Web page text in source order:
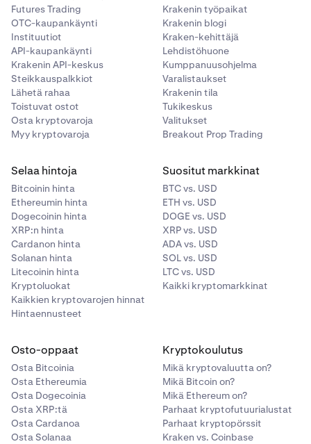
napsauttamalla tätä.
Usein kysyttyjä kysymyksiä
Kraken-lompakosta on
nähtävissä täällä.
Futures Trading
OTC-kaupankäynti
Instituutiot
API-kaupankäynti
Krakenin API-keskus
Steikkauspalkkiot
Lähetä rahaa
Toistuvat ostot
Osta kryptovaroja
Myy kryptovaroja
Krakenin työpaikat
Krakenin blogi
Kraken-kehittäjä
Lehdistöhuone
Kumppanuusohjelma
Varalistaukset
Krakenin tila
Tukikeskus
Valitukset
Breakout Prop Trading
Selaa hintoja
Bitcoinin hinta
Ethereumin hinta
Dogecoinin hinta
XRP:n hinta
Cardanon hinta
Solanan hinta
Litecoinin hinta
Kryptoluokat
Kaikkien kryptovarojen hinnat
Hintaennusteet
Suositut markkinat
BTC vs. USD
ETH vs. USD
DOGE vs. USD
XRP vs. USD
ADA vs. USD
SOL vs. USD
LTC vs. USD
Kaikki kryptomarkkinat
Osto-oppaat
Osta Bitcoinia
Osta Ethereumia
Osta Dogecoinia
Osta XRP:tä
Osta Cardanoa
Osta Solanaa
Kryptokoulutus
Mikä kryptovaluutta on?
Mikä Bitcoin on?
Mikä Ethereum on?
Parhaat kryptofutuurialustat
Parhaat kryptopörssit
Kraken vs. Coinbase